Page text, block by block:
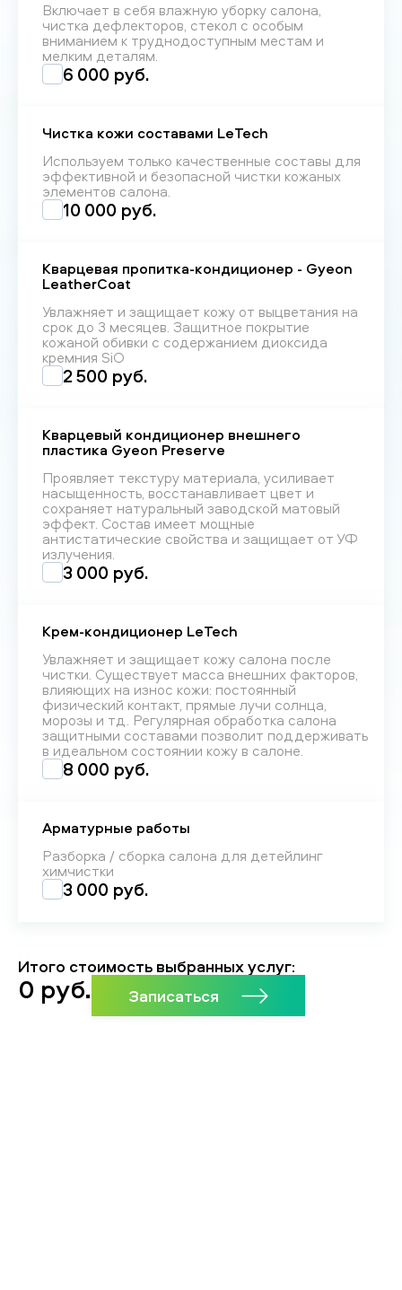
Включает в себя влажную уборку салона,
чистка дефлекторов, стекол с особым
вниманием к труднодоступным местам и
мелким деталям.
6 000 руб.
Чистка кожи составами LeTech
Используем только качественные составы для
эффективной и безопасной чистки кожаных
элементов салона.
10 000 руб.
Кварцевая пропитка-кондиционер - Gyeon
LeatherCoat
Увлажняет и защищает кожу от выцветания на
срок до 3 месяцев. Защитное покрытие
кожаной обивки с содержанием диоксида
кремния SiO
2 500 руб.
Кварцевый кондиционер внешнего
пластика Gyeon Preserve
Проявляет текстуру материала, усиливает
насыщенность, восстанавливает цвет и
сохраняет натуральный заводской матовый
эффект. Состав имеет мощные
антистатические свойства и защищает от УФ
излучения.
3 000 руб.
Крем-кондиционер LeTech
Увлажняет и защищает кожу салона после
чистки. Существует масса внешних факторов,
влияющих на износ кожи: постоянный
физический контакт, прямые лучи солнца,
морозы и тд. Регулярная обработка салона
защитными составами позволит поддерживать
в идеальном состоянии кожу в салоне.
8 000 руб.
Арматурные работы
Разборка / сборка салона для детейлинг
химчистки
3 000 руб.
Итого стоимость выбранных услуг:
0 руб. Записаться